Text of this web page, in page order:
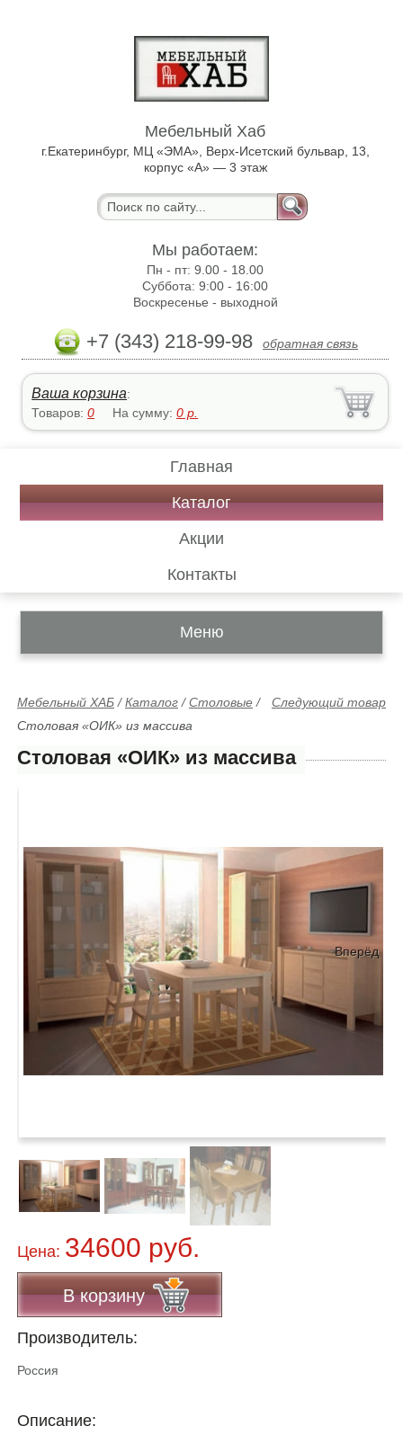
Мебельный Хаб
г.Екатеринбург, МЦ «ЭМА», Верх-Исетский бульвар, 13,
корпус «А» — 3 этаж
Мы работаем:
Пн - пт:9.00 - 18.00
Суббота:9:00 - 16:00
Воскресенье - выходной
+7 (343) 218-99-98 обратная связь
Ваша корзина:
Товаров:0 На сумму:0 р.
Главная
Каталог
Акции
Контакты
Меню
Следующий товар
Мебельный ХАБ /Каталог /Столовые /
Столовая «ОИК» из массива
Столовая «ОИК» из массива
Вперёд
Цена: 34600 руб.
В корзину
Производитель:
Россия
Описание: